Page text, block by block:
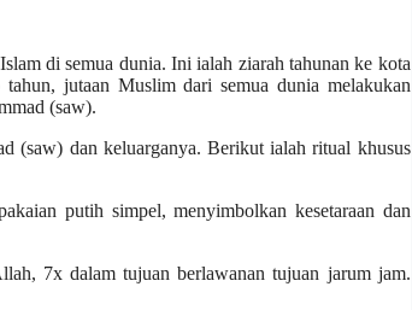
di semua dunia. Ini ialah ziarah tahunan ke kota
jutaan Muslim dari semua dunia melakukan
(saw).
(saw) dan keluarganya. Berikut ialah ritual khusus
putih simpel, menyimbolkan kesetaraan dan
7x dalam tujuan berlawanan tujuan jarum jam.